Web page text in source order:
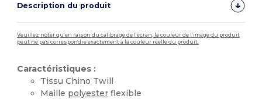
Description du produit
Veuillez noter qu'en raison du calibrage de l'écran, la couleur de l'image du produit
peut ne pas correspondre exactement à la couleur réelle du produit.
Caractéristiques :
Tissu Chino Twill
Maille polyester flexible